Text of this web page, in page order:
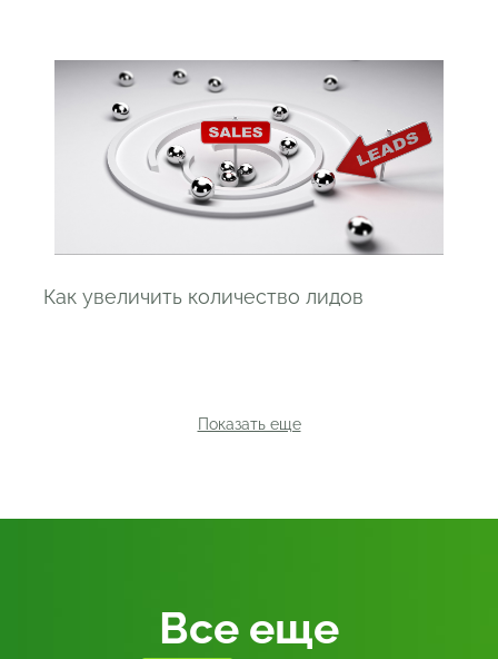
Как увеличить количество лидов
Показать еще
Все еще